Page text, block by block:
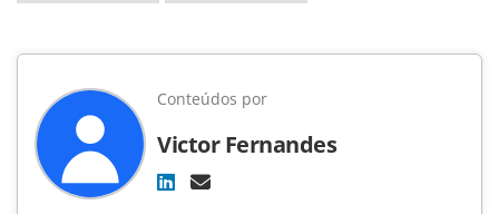
Conteúdos por
Victor Fernandes